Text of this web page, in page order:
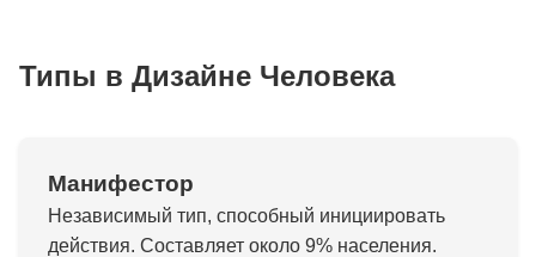
Типы в Дизайне Человека
Манифестор
Независимый тип, способный инициировать
действия. Составляет около 9% населения.